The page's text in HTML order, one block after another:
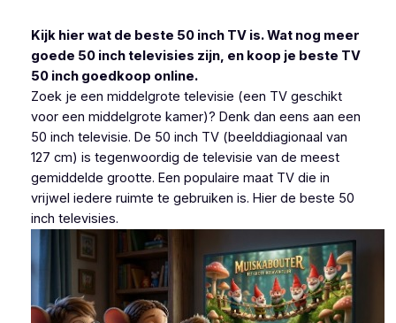
Kijk hier wat de beste 50 inch TV is. Wat nog meer
goede 50 inch televisies zijn, en koop je beste TV
50 inch goedkoop online.
Zoek je een middelgrote televisie (een TV geschikt
voor een middelgrote kamer)? Denk dan eens aan een
50 inch televisie. De 50 inch TV (beelddiagionaal van
127 cm) is tegenwoordig de televisie van de meest
gemiddelde grootte. Een populaire maat TV die in
vrijwel iedere ruimte te gebruiken is. Hier de beste 50
inch televisies.